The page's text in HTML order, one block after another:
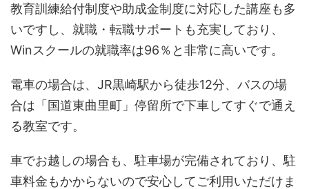
教育訓練給付制度や助成金制度に対応した講座も多
いですし、就職・転職サポートも充実しており、
Winスクールの就職率は96％と非常に高いです。
電車の場合は、JR黒崎駅から徒歩12分、バスの場
合は「国道東曲里町」停留所で下車してすぐで通え
る教室です。
車でお越しの場合も、駐車場が完備されており、駐
車料金もかからないので安心してご利用いただけま